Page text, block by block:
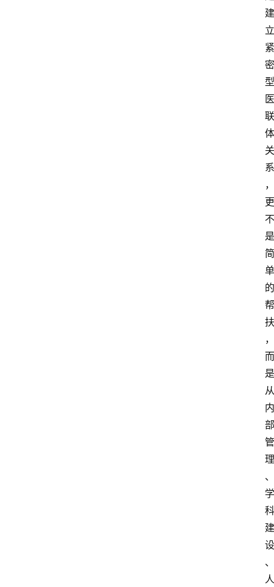
建
立
紧
密
型
医
联
体
关
系
，
更
不
是
简
单
的
帮
扶
，
而
是
从
内
部
管
理
、
学
科
建
设
、
人